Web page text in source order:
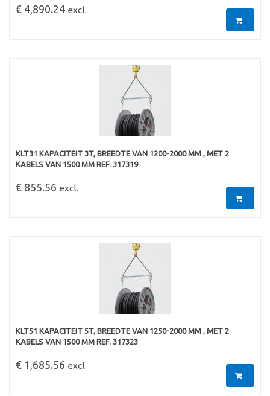
€ 4,890.24 excl.
KLT31 KAPACITEIT 3T, BREEDTE VAN 1200-2000 MM , MET 2
KABELS VAN 1500 MM REF. 317319
€ 855.56 excl.
KLT51 KAPACITEIT 5T, BREEDTE VAN 1250-2000 MM , MET 2
KABELS VAN 1500 MM REF. 317323
€ 1,685.56 excl.